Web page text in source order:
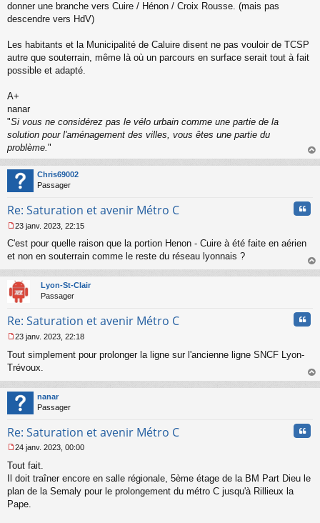
donner une branche vers Cuire / Hénon / Croix Rousse. (mais pas
descendre vers HdV)
Les habitants et la Municipalité de Caluire disent ne pas vouloir de TCSP
autre que souterrain, même là où un parcours en surface serait tout à fait
possible et adapté.
A+
nanar
"Si vous ne considérez pas le vélo urbain comme une partie de la
solution pour l'aménagement des villes, vous êtes une partie du
problème."
au
Chris69002
Passager
Re: Saturation et avenir Métro C
e
s
a
g
e
o
l
u
23 janv. 2023, 22:15
C'est pour quelle raison que la portion Henon - Cuire à été faite en aérien
et non en souterrain comme le reste du réseau lyonnais ?
au
Lyon-St-Clair
Passager
Re: Saturation et avenir Métro C
e
s
a
g
e
o
l
u
23 janv. 2023, 22:18
Tout simplement pour prolonger la ligne sur l'ancienne ligne SNCF Lyon-
Trévoux.
au
nanar
Passager
Re: Saturation et avenir Métro C
e
s
g
24 janv. 2023, 00:00
Tout fait.
Il doit traîner encore en salle régionale, 5ème étage de la BM Part Dieu le
plan de la Semaly pour le prolongement du métro C jusqu'à Rillieux la
Pape.